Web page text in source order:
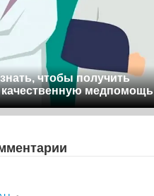
чтобы получить
качественную медпомощь